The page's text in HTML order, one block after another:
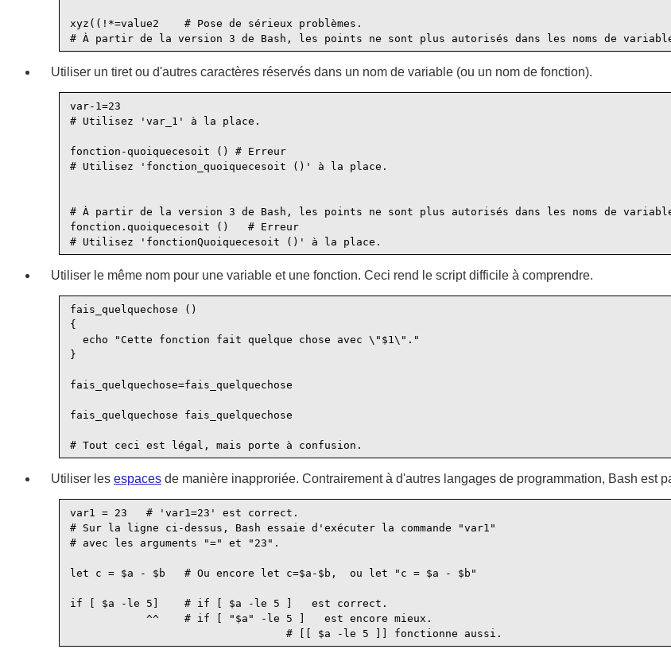
xyz((!*=value2    # Pose de sérieux problèmes.
Utiliser un tiret ou d'autres caractères réservés dans un nom de variable (ou un nom de fonction).
var-1=23
# Utilisez 'var_1' à la place.
fonction-quoiquecesoit () # Erreur
# Utilisez 'fonction_quoiquecesoit ()' à la place.
# À partir de la version 3 de Bash, les points ne sont plus autorisés dans les noms de
fonction.quoiquecesoit ()   # Erreur
Utiliser le même nom pour une variable et une fonction. Ceci rend le script difficile à comprendre.
fais_quelquechose ()
{
  echo "Cette fonction fait quelque chose avec \"$1\"."
}
fais_quelquechose=fais_quelquechose
fais_quelquechose fais_quelquechose
Utiliser les espaces de manière inapproriée. Contrairement à d'autres langages de programmation, Bash est
var1 = 23   # 'var1=23' est correct.
# Sur la ligne ci-dessus, Bash essaie d'exécuter la commande "var1"
# avec les arguments "=" et "23".
let c = $a - $b   # Ou encore let c=$a-$b,  ou let "c = $a - $b"
if [ $a -le 5]    # if [ $a -le 5 ]   est correct.
            ^^    # if [ "$a" -le 5 ]   est encore mieux.